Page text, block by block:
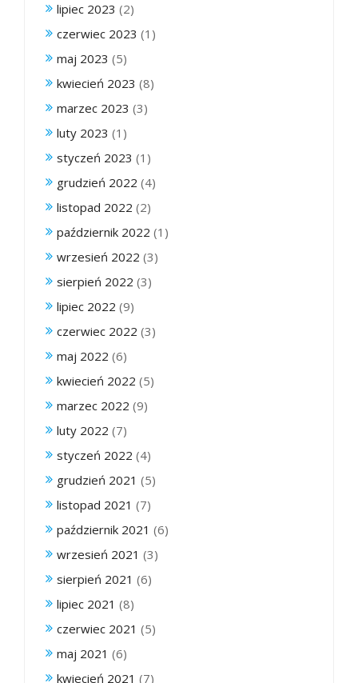
lipiec 2023 (2)
czerwiec 2023 (1)
maj 2023 (5)
kwiecień 2023 (8)
marzec 2023 (3)
luty 2023 (1)
styczeń 2023 (1)
grudzień 2022 (4)
listopad 2022 (2)
październik 2022 (1)
wrzesień 2022 (3)
sierpień 2022 (3)
lipiec 2022 (9)
czerwiec 2022 (3)
maj 2022 (6)
kwiecień 2022 (5)
marzec 2022 (9)
luty 2022 (7)
styczeń 2022 (4)
grudzień 2021 (5)
listopad 2021 (7)
październik 2021 (6)
wrzesień 2021 (3)
sierpień 2021 (6)
lipiec 2021 (8)
czerwiec 2021 (5)
maj 2021 (6)
kwiecień 2021 (7)